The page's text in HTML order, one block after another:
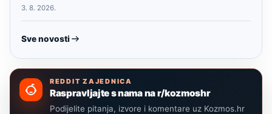
3. 8. 2026.
Sve novosti
REDDIT ZAJEDNICA
Raspravljajte s nama na r/kozmoshr
Podijelite pitanja, izvore i komentare uz Kozmos.hr